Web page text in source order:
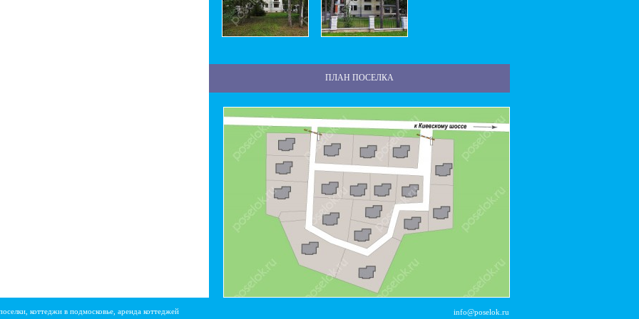
ПЛАН ПОСЕЛКА
коттеджи в подмосковье, аренда коттеджей info@poselok.ru